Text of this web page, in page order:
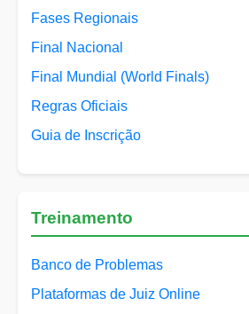
Fases Regionais
Final Nacional
Final Mundial (World Finals)
Regras Oficiais
Guia de Inscrição
Treinamento
Banco de Problemas
Plataformas de Juiz Online